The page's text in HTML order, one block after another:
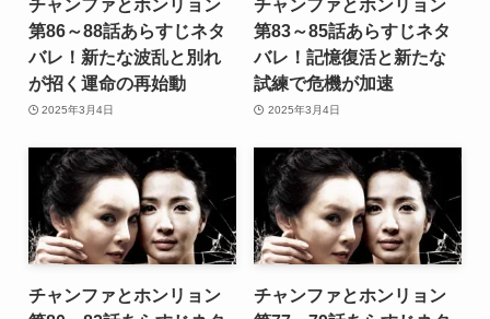
チャンファとホンリョン
第86～88話あらすじネタ
バレ！新たな波乱と別れ
が招く運命の再始動
2025年3月4日
チャンファとホンリョン
第83～85話あらすじネタ
バレ！記憶復活と新たな
試練で危機が加速
2025年3月4日
チャンファとホンリョン
チャンファとホンリョン